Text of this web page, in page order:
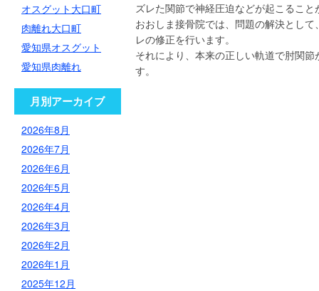
ズレた関節で神経圧迫などが起こるこ
おおしま接骨院では、問題の解決とし
レの修正を行います。
それにより、本来の正しい軌道で肘関
す。
オスグット大口町
肉離れ大口町
愛知県オスグット
愛知県肉離れ
月別アーカイブ
2026年8月
2026年7月
2026年6月
2026年5月
2026年4月
2026年3月
2026年2月
2026年1月
2025年12月